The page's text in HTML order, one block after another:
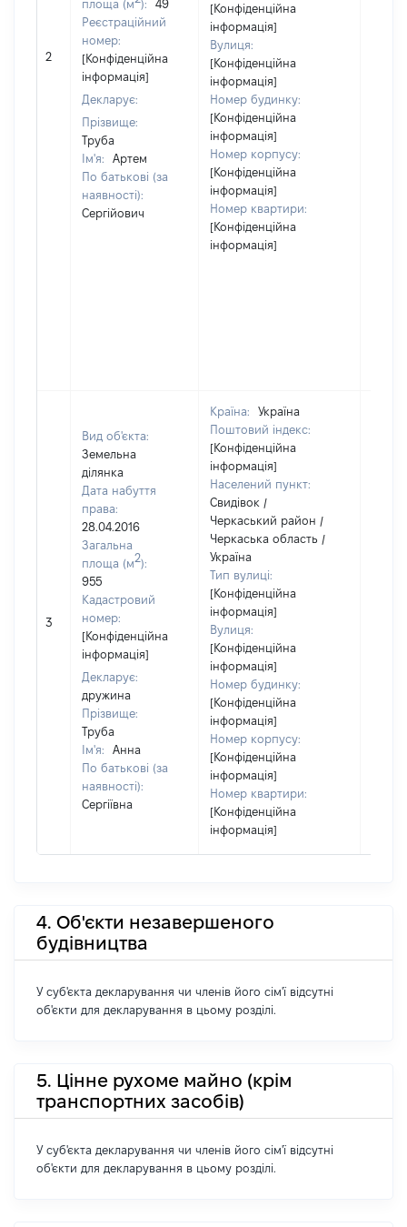
2
площа (м ):
49
Реєстраційний
номер:
[Конфіденційна
інформація]
Декларує:
Прізвище:
Труба
Ім'я:
Артем
По батькові (за
наявності):
Сергійович
[Конфіденційна
інформація]
Вулиця:
[Конфіденційна
інформація]
Номер будинку:
[Конфіденційна
інформація]
Номер корпусу:
[Конфіденційна
інформація]
Номер квартири:
[Конфіденційна
інформація]
3
Вид об'єкта:
Земельна
ділянка
Дата набуття
права:
28.04.2016
Загальна
площа (м2):
955
Кадастровий
номер:
[Конфіденційна
інформація]
Декларує:
дружина
Прізвище:
Труба
Ім'я:
Анна
По батькові (за
наявності):
Сергіївна
Країна:
Україна
Поштовий індекс:
[Конфіденційна
інформація]
Населений пункт:
Свидівок /
Черкаський район /
Черкаська область /
Україна
Тип вулиці:
[Конфіденційна
інформація]
Вулиця:
[Конфіденційна
інформація]
Номер будинку:
[Конфіденційна
інформація]
Номер корпусу:
[Конфіденційна
інформація]
Номер квартири:
[Конфіденційна
інформація]
4. Об'єкти незавершеного
будівництва
У суб'єкта декларування чи членів його сім'ї відсутні
об'єкти для декларування в цьому розділі.
5. Цінне рухоме майно (крім
транспортних засобів)
У суб'єкта декларування чи членів його сім'ї відсутні
об'єкти для декларування в цьому розділі.